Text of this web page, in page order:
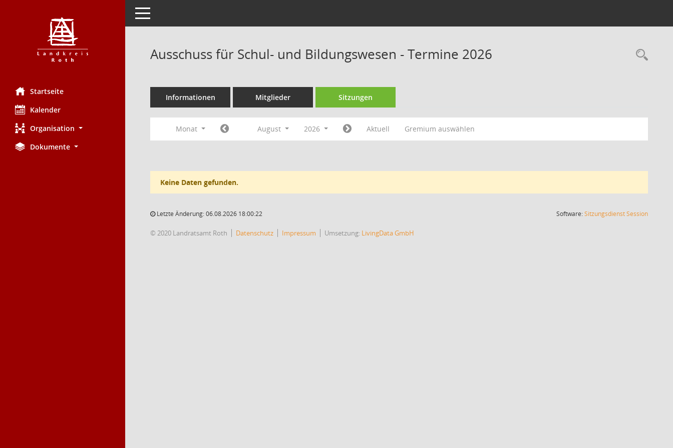
Startseite
Kalender
Organisation
Dokumente
Toggle navigation
Ausschuss für Schul- und Bildungswesen - Termine 2026
Informationen Mitglieder Sitzungen
Monat August 2026 Aktuell Gremium auswählen
Keine Daten gefunden.
Letzte Änderung: 06.08.2026 18:00:22 Software:SitzungsdienstSession(Wird in
© 2020 Landratsamt Roth Datenschutz Impressum Umsetzung: LivingData GmbH